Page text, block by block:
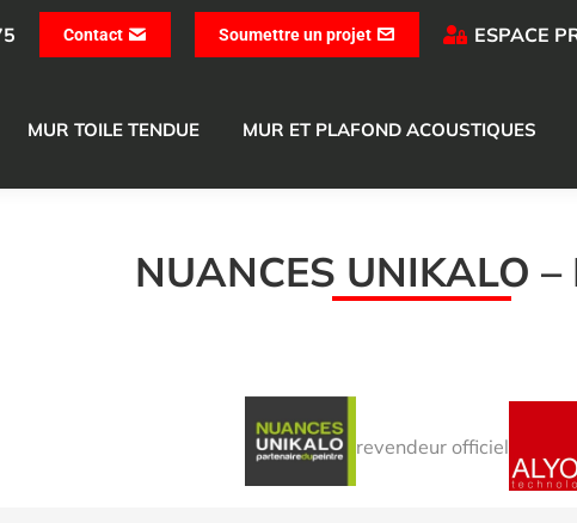
Contact Soumettre un projet ESPACE
MUR TOILE TENDUE MUR ET PLAFOND ACOUSTIQUES
NUANCES UNIKALO –
revendeur officiel